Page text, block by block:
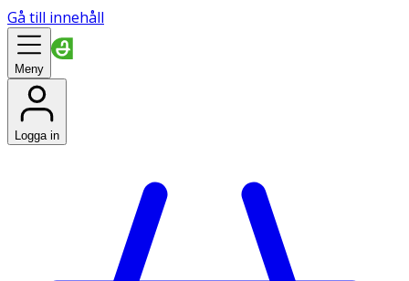
Gå till innehåll
Meny
Logga in